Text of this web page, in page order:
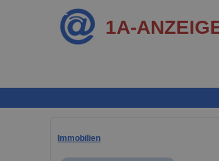
1A-
Immobilien